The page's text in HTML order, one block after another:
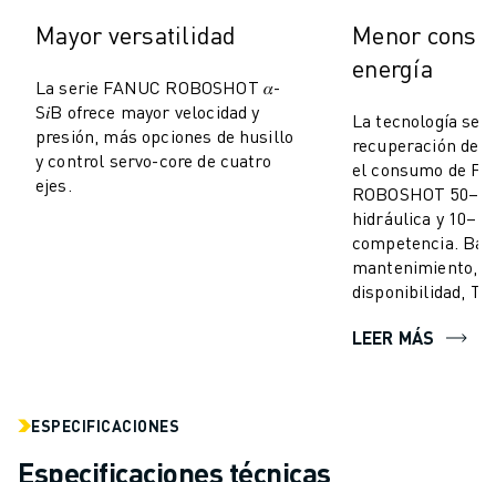
PINTURA
SOLDADURA POR PUNTOS
INSPECCIÓN VISUAL
CORTE POR HILO EDM
CASOS PRÁCTICOS
ATENCIÓN AL CLIENTE
E- STORE
CENTRO DE DESCARGAS " MYFANUC
Mayor versatilidad
La serie FANUC ROBOSHOT 𝛼-
S𝑖B ofrece mayor velocidad y
presión, más opciones de husillo
y control servo-core de cuatro
ejes.
Menor
energía
La tecnología
recuperación de
el consumo de
ROBOSHOT
hidráulica y
competencia.
mantenimiento,
disponibilidad,
LEER MÁS
ESPECIFICACIONES
Especificaciones técnicas